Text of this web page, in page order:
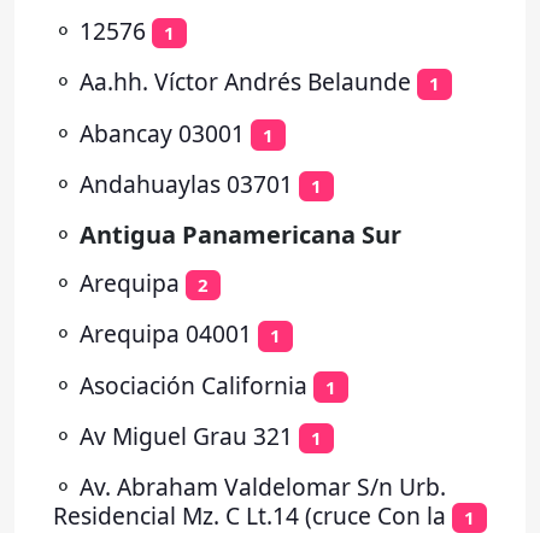
⚬ 12576 1
⚬ Aa.hh. Víctor Andrés Belaunde 1
⚬ Abancay 03001 1
⚬ Andahuaylas 03701 1
⚬ Antigua Panamericana Sur
⚬ Arequipa 2
⚬ Arequipa 04001 1
⚬ Asociación California 1
⚬ Av Miguel Grau 321 1
⚬ Av. Abraham Valdelomar S/n Urb.
Residencial Mz. C Lt.14 (cruce Con la
1